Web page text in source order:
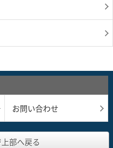
お問い合わせ
部へ戻る